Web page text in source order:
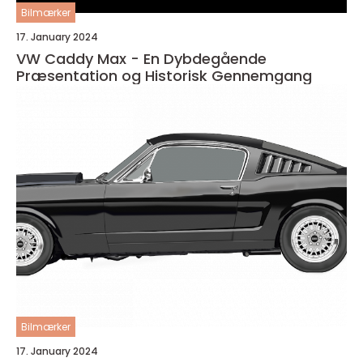
Bilmærker
17. January 2024
VW Caddy Max - En Dybdegående
Præsentation og Historisk Gennemgang
Bilmærker
17. January 2024